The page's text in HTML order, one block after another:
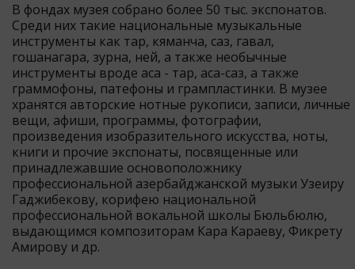
В фондах музея собрано более 50 тыс. экспонатов.
Среди них такие национальные музыкальные
инструменты как тар, кяманча, саз, гавал,
гошанагара, зурна, ней, а также необычные
инструменты вроде аса - тар, аса-саз, а также
граммофоны, патефоны и грампластинки. В музее
хранятся авторские нотные рукописи, записи, личные
вещи, афиши, программы, фотографии,
произведения изобразительного искусства, ноты,
книги и прочие экспонаты, посвященные или
принадлежавшие основоположнику
профессиональной азербайджанской музыки Узеиру
Гаджибекову, корифею национальной
профессиональной вокальной школы Бюльбюлю,
выдающимся композиторам Кара Караеву, Фикрету
Амирову и др.